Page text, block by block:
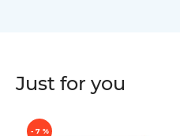
Just for you
- 7 %